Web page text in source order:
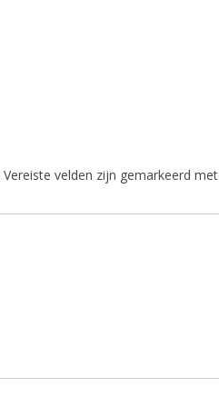
Vereiste velden zijn gemarkeerd met